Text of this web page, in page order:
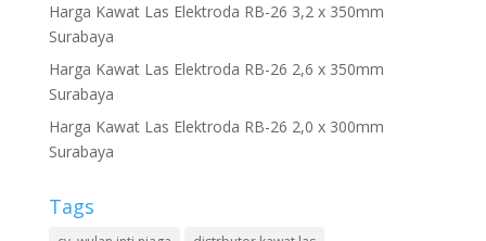
Harga Kawat Las Elektroda RB-26 3,2 x 350mm
Surabaya
Harga Kawat Las Elektroda RB-26 2,6 x 350mm
Surabaya
Harga Kawat Las Elektroda RB-26 2,0 x 300mm
Surabaya
Tags